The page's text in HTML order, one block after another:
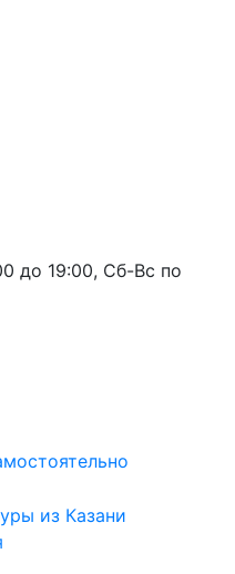
до 19:00, Сб-Вс по
из Казани